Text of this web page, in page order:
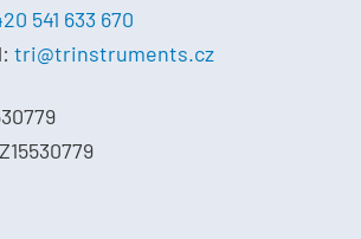
541 633 670
tri@trinstruments.cz